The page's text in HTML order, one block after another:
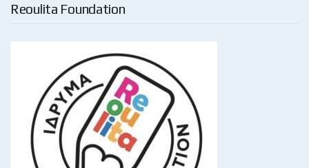
Reoulita Foundation